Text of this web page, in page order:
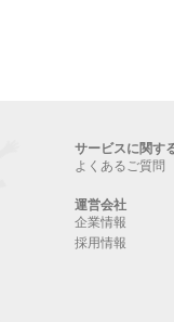
サービスに関す
よくあるご質問
運営会社
企業情報
採用情報